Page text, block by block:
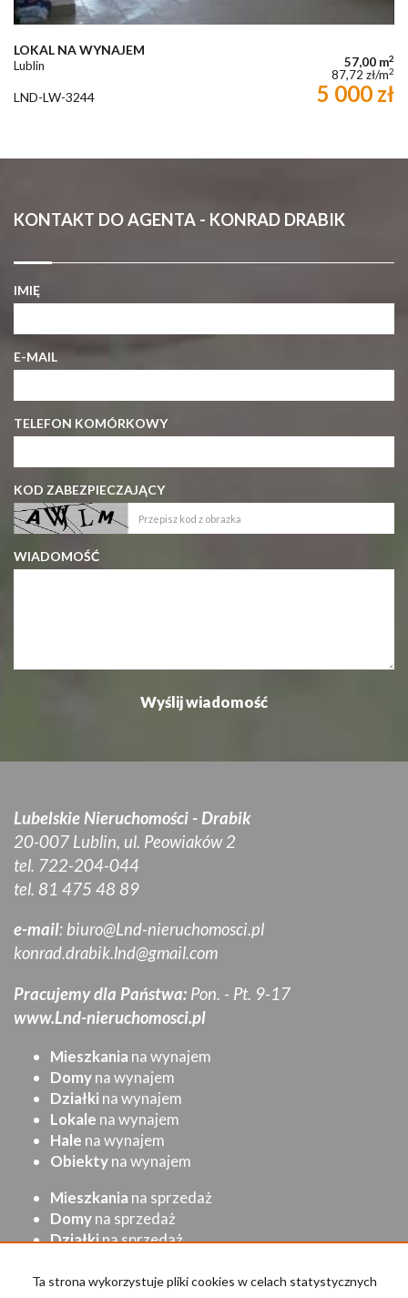
LOKAL NA WYNAJEM
Lublin 57,00 m2
87,72 zł/m2
LND-LW-3244 5 000 zł
KONTAKT DO AGENTA - KONRAD DRABIK
IMIĘ
E-MAIL
TELEFON KOMÓRKOWY
KOD ZABEZPIECZAJĄCY
WIADOMOŚĆ
Lubelskie Nieruchomości - Drabik
20-007 Lublin, ul. Peowiaków 2
tel. 722-204-044
tel. 81 475 48 89
e-mail: biuro@Lnd-nieruchomosci.pl
konrad.drabik.lnd@gmail.com
Pracujemy dla Państwa: Pon. - Pt. 9-17
www.Lnd-nieruchomosci.pl
Mieszkania na wynajem
Domyna wynajem
Działki na wynajem
Lokale na wynajem
Hale na wynajem
Obiektyna wynajem
Mieszkania na sprzedaż
Domyna sprzedaż
Działkina sprzedaż
Halena sprzedaż
Ta strona wykorzystuje pliki cookies w celach statystycznych